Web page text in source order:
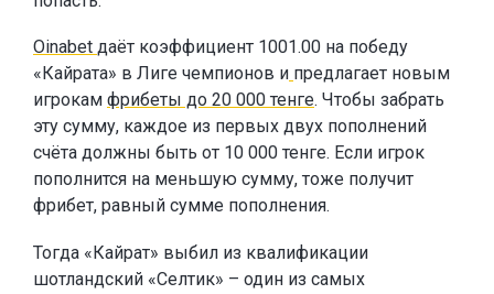
Oinabet даёт коэффициент 1001.00 на победу
«Кайрата» в Лиге чемпионов и предлагает новым
игрокам фрибеты до 20 000 тенге. Чтобы забрать
эту сумму, каждое из первых двух пополнений
счёта должны быть от 10 000 тенге. Если игрок
пополнится на меньшую сумму, тоже получит
фрибет, равный сумме пополнения.
Тогда «Кайрат» выбил из квалификации
шотландский «Селтик» – один из самых